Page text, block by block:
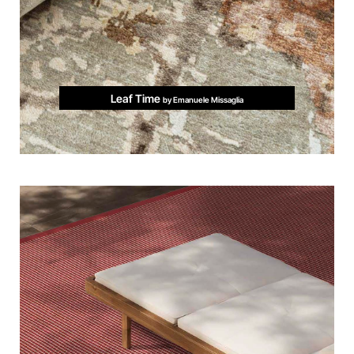
Leaf Time by Emanuele Missaglia